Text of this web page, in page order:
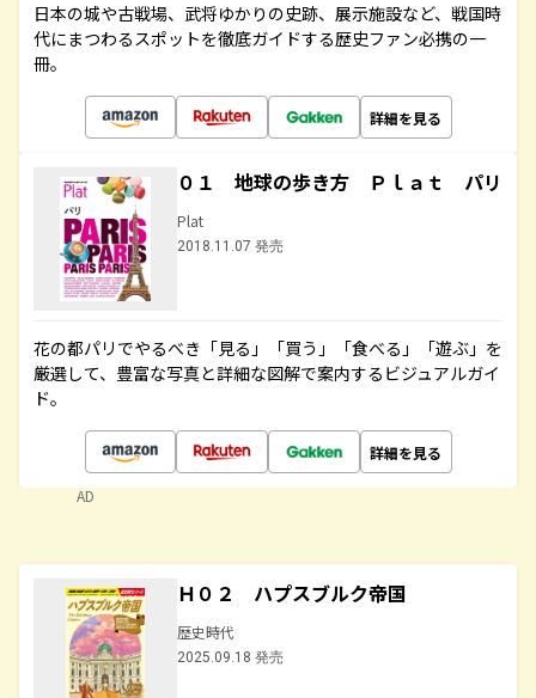
日本の城や古戦場、武将ゆかりの史跡、展示施設など、戦国時
代にまつわるスポットを徹底ガイドする歴史ファン必携の一
冊。
詳細を見る
０１ 地球の歩き方 Ｐｌａｔ パリ
Plat
2018.11.07 発売
花の都パリでやるべき「見る」「買う」「食べる」「遊ぶ」を
厳選して、豊富な写真と詳細な図解で案内するビジュアルガイ
ド。
詳細を見る
AD
Ｈ０２ ハプスブルク帝国
歴史時代
2025.09.18 発売